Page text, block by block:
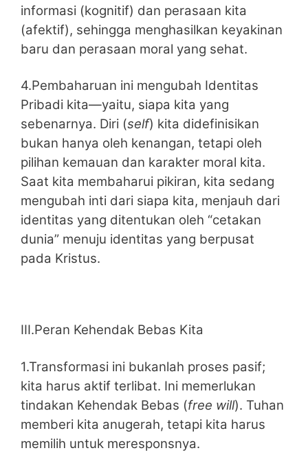
informasi (kognitif) dan perasaan kita
(afektif), sehingga menghasilkan keyakinan
baru dan perasaan moral yang sehat.
4.Pembaharuan ini mengubah Identitas
Pribadi kita—yaitu, siapa kita yang
sebenarnya. Diri (self) kita didefinisikan
bukan hanya oleh kenangan, tetapi oleh
pilihan kemauan dan karakter moral kita.
Saat kita membaharui pikiran, kita sedang
mengubah inti dari siapa kita, menjauh dari
identitas yang ditentukan oleh “cetakan
dunia” menuju identitas yang berpusat
pada Kristus.
III.Peran Kehendak Bebas Kita
1.Transformasi ini bukanlah proses pasif;
kita harus aktif terlibat. Ini memerlukan
tindakan Kehendak Bebas (free will). Tuhan
memberi kita anugerah, tetapi kita harus
memilih untuk meresponsnya.